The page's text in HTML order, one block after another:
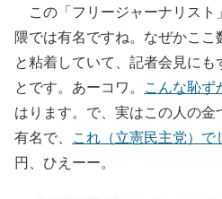
この「フリージャーナリスト
隈では有名ですね。なぜかここ
と粘着していて、記者会見にも
とです。あーコワ。 こんな恥ず
はります。で、実はこの人の
有名で、 これ（立憲民主党）で
円、ひえーー。